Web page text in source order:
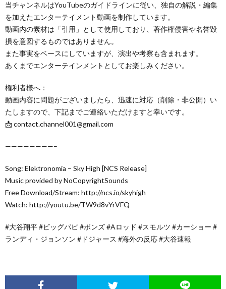
当チャンネルはYouTubeのガイドラインに従い、独自の解説・編集
を加えたエンターテイメント動画を制作しています。
動画内の素材は「引用」として使用しており、著作権侵害や名誉毀
損を意図するものではありません。
また事実をベースにしていますが、演出や考察も含まれます。
あくまでエンターテインメントとしてお楽しみください。
権利者様へ：
動画内容に問題がございましたら、迅速に対応（削除・非公開）い
たしますので、下記までご連絡いただけますと幸いです。
📩 contact.channel001@gmail.com
————————–
Song: Elektronomia – Sky High [NCS Release]
Music provided by NoCopyrightSounds
Free Download/Stream: http://ncs.io/skyhigh
Watch: http://youtu.be/TW9d8vYrVFQ
#大谷翔平 #ビッグパピ #ボンズ #Aロッド #スモルツ #カーショー #
ランディ・ジョンソン #ドジャース #海外の反応 #大谷速報